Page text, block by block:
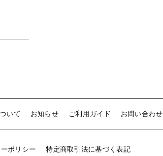
いて お知らせ ご利用ガイド お問い合わせ
ポリシー 特定商取引法に基づく表記